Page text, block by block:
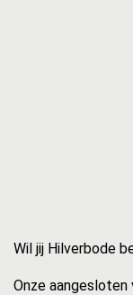
Wil jij Hilverbode
Onze aangesloten